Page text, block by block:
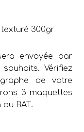
300gr
envoyée par
Vérifiez
de votre
3 maquettes
BAT.